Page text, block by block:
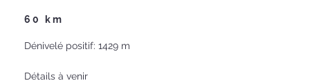
60 km
Dénivelé positif: 1429 m
Détails à venir